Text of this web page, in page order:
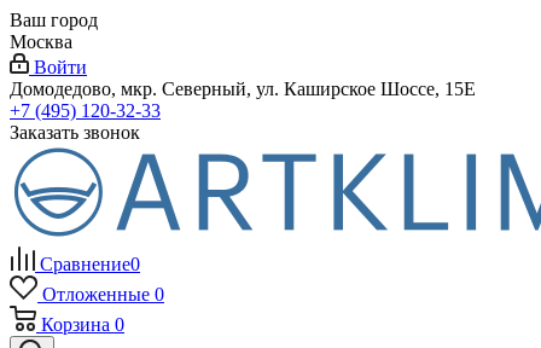
Ваш город
Москва
Войти
Домодедово, мкр. Северный, ул. Каширское Шоссе, 15Е
+7 (495) 120-32-33
Заказать звонок
Сравнение0
Отложенные 0
Корзина 0